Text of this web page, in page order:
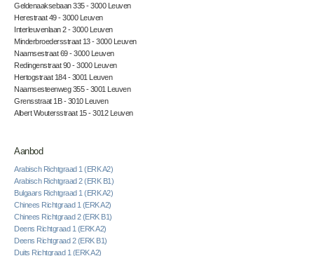
Geldenaaksebaan 335 - 3000 Leuven
Herestraat 49 - 3000 Leuven
Interleuvenlaan 2 - 3000 Leuven
Minderbroedersstraat 13 - 3000 Leuven
Naamsestraat 69 - 3000 Leuven
Redingenstraat 90 - 3000 Leuven
Hertogstraat 184 - 3001 Leuven
Naamsesteenweg 355 - 3001 Leuven
Grensstraat 1B - 3010 Leuven
Albert Woutersstraat 15 - 3012 Leuven
Aanbod
Arabisch Richtgraad 1 (ERK A2)
Arabisch Richtgraad 2 (ERK B1)
Bulgaars Richtgraad 1 (ERK A2)
Chinees Richtgraad 1 (ERK A2)
Chinees Richtgraad 2 (ERK B1)
Deens Richtgraad 1 (ERK A2)
Deens Richtgraad 2 (ERK B1)
Duits Richtgraad 1 (ERK A2)